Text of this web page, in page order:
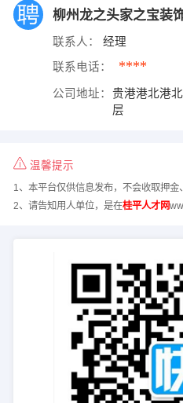
柳州龙之头家之宝装
联系人： 经理
联系电话： ****
公司地址：
贵港港北港
层
温馨提示
1、本平台仅供信息发布，不会收取押金
2、请告知用人单位，是在桂平人才网